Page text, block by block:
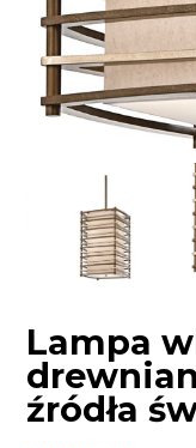
Lampa
źródła